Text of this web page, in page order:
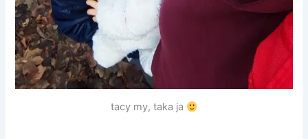
tacy my, taka ja